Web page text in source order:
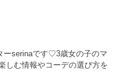
ーserinaです♡3歳女の子のマ
しむ情報やコーデの選び方を